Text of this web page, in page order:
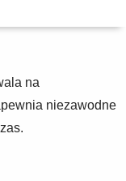
AS
na
niezawodne